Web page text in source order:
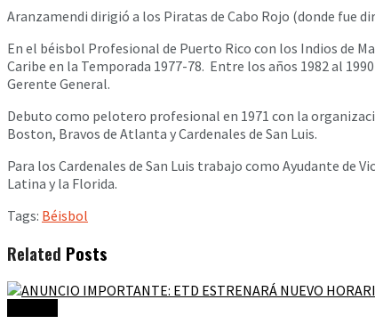
Aranzamendi dirigió a los Piratas de Cabo Rojo (donde fue
En el béisbol Profesional de Puerto Rico con los Indios de
Caribe en la Temporada 1977-78. Entre los años 1982 al
Gerente General.
Debuto como pelotero profesional en 1971 con la
Boston, Bravos de Atlanta y Cardenales de San Luis.
Para los Cardenales de San Luis trabajo como Ayudante de
Latina y la Florida.
Tags: Béisbol
Related Posts